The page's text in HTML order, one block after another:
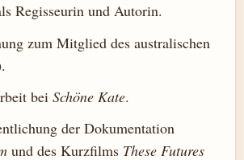
Regisseurin und Autorin.
zum Mitglied des australischen
beiSchöne Kate.
der Dokumentation
und des Kurzfilms These Futures